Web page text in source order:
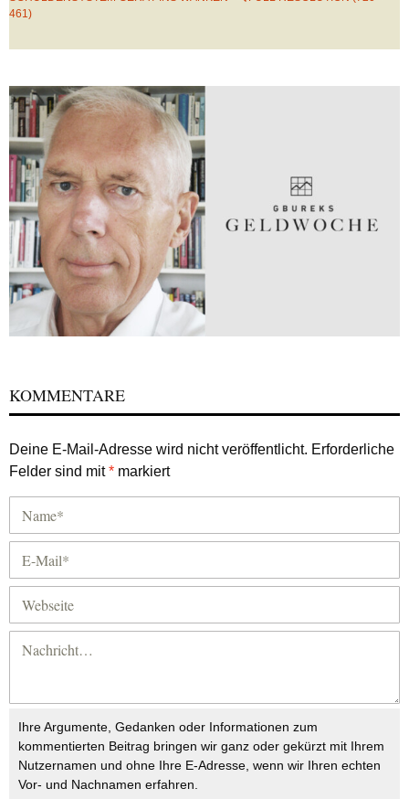
461)
KOMMENTARE
Deine E-Mail-Adresse wird nicht veröffentlicht. Erforderliche
Felder sind mit* markiert
Ihre Argumente, Gedanken oder Informationen zum
kommentierten Beitrag bringen wir ganz oder gekürzt mit Ihrem
Nutzernamen und ohne Ihre E-Adresse, wenn wir Ihren echten
Vor- und Nachnamen erfahren.